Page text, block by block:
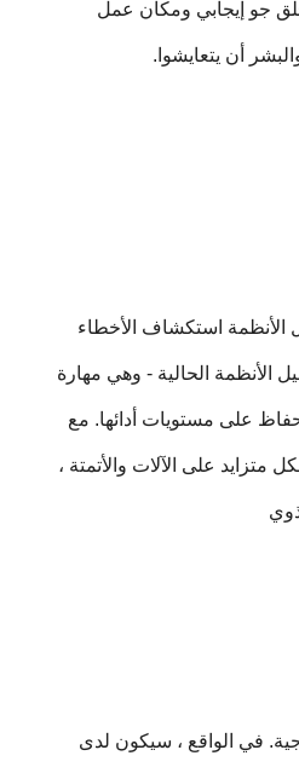
جو إيجابي ومكان عمل
أن يتعايشوا.
استكشاف الأخطاء
الأنظمة الحالية - وهي مهارة
على مستويات أدائها. مع
متزايد على الآلات والأتمتة ،
في الواقع ، سيكون لدى